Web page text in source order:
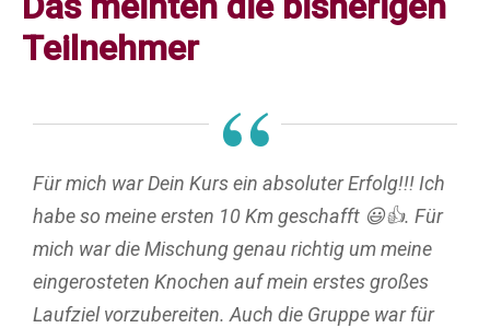
Teilnehmer
“
Für mich war Dein Kurs ein absoluter Erfolg!!! Ich
habe so meine ersten 10 Km geschafft 😃👍. Für
mich war die Mischung genau richtig um meine
eingerosteten Knochen auf mein erstes großes
Laufziel vorzubereiten. Auch die Gruppe war für